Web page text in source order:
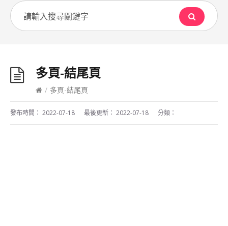
多頁-結尾頁
/ 多頁-結尾頁
發布時間： 2022-07-18 最後更新： 2022-07-18 分類：